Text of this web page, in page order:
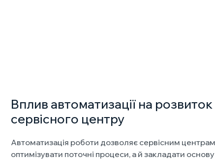
Вплив автоматизації на розвиток
сервісного центру
Автоматизація роботи дозволяє сервісним
оптимізувати поточні процеси, а й закладати